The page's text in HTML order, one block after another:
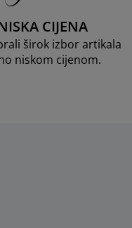
CIJENA
širok izbor artikala
niskom cijenom.